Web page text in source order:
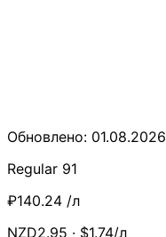
Обновлено: 01.08.2026
Regular 91
₽140.24 /л
NZD2.95 · $1.74/л